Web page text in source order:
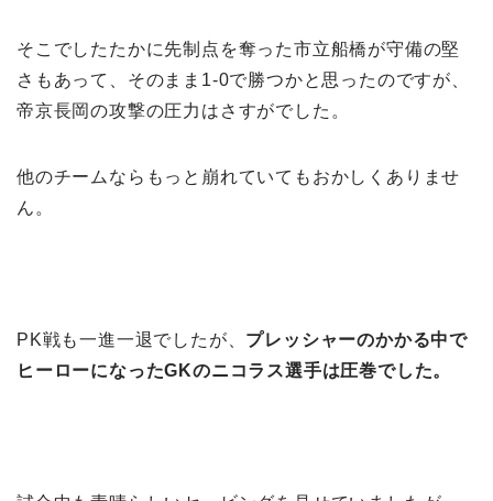
そこでしたたかに先制点を奪った市立船橋が守備の堅
さもあって、そのまま1-0で勝つかと思ったのですが、
帝京長岡の攻撃の圧力はさすがでした。
他のチームならもっと崩れていてもおかしくありませ
ん。
PK戦も一進一退でしたが、 プレッシャーのかかる中で
ヒーローになったGKのニコラス選手は圧巻でした。